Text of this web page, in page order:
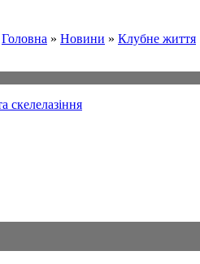
Головна » Новини » Клубне життя
скелелазіння